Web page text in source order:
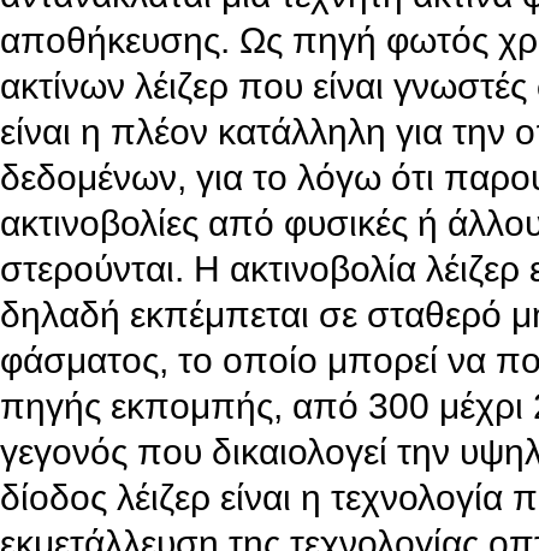
αποθήκευσης. Ως πηγή φωτός
ακτίνων λέιζερ που είναι
είναι η πλέον κατάλληλη για την
δεδομένων, για το λόγω ότι
ακτινοβολίες από φυσικές ή
στερούνται. Η ακτινοβολία
δηλαδή εκπέμπεται σε σταθερό
φάσματος, το οποίο μπορεί να
πηγής εκπομπής, από 300 μέχρι
γεγονός που δικαιολογεί την
δίοδος λέιζερ είναι η